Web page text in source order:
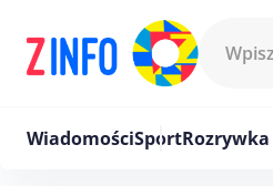
WiadomościSportRozrywka